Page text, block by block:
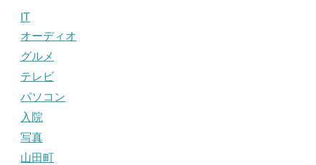
IT
オーディオ
グルメ
テレビ
パソコン
入院
写真
山田町